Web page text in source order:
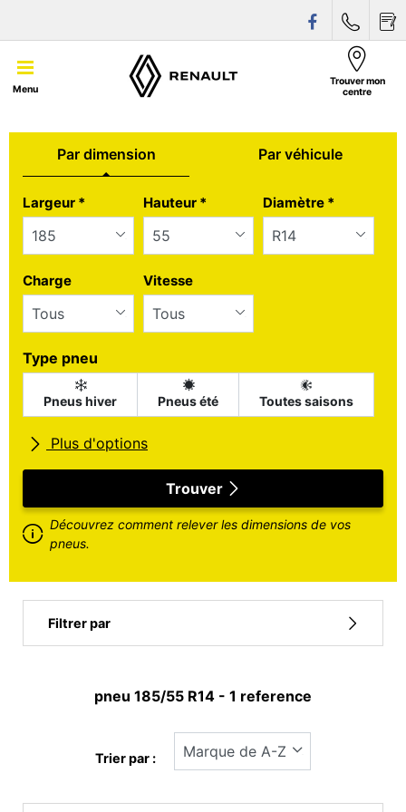
Menu
Trouver mon
centre
Par dimension Par véhicule
Tab updated: Par dimension
Largeur * Hauteur * Diamètre *
Charge Vitesse
Type pneu
Pneus hiver Pneus été Toutes saisons
Plus d'options
Toutes marques
Type de véhicule
Run flat
Trouver
Découvrez comment relever les dimensions de vos
pneus.
Filtrer par
Type pneu
Hiver (0)
pneu ‎185/55 R14 - 1 reference
Trier par :